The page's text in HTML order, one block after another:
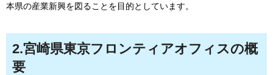
本県の産業新興を図ることを目的としています。
2.宮崎県東京フロンティアオフィスの概
要